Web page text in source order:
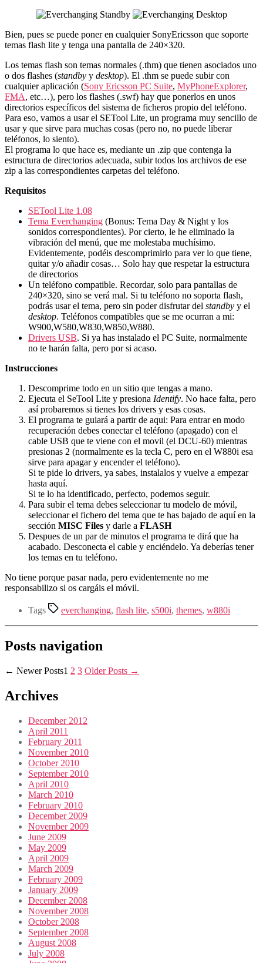
Bien, pues se puede poner en cualquier SonyEricsson que soporte
temas flash lite y tenga una pantalla de 240×320.
Los temas flash son temas normales (.thm) que tienen asociados uno
o dos flashes (standby y desktop). El .thm se puede subir con
cualquier aplicación (Sony Ericsson PC Suite, MyPhoneExplorer,
FMA, etc…), pero los flashes (.swf) hay que ponerlos en unos
directorios específicos del sistema de ficheros propio del teléfono.
Para eso, vamos a usar el SETool Lite, un programa muy sencillo de
usar y que sirve para muchas cosas (pero no, no puede liberar
teléfonos, lo siento).
El programa lo que hace es, mediante un .zip que contenga la
estructura de directorios adecuada, subir todos los archivos de ese
zip a las correspondientes carpetas del teléfono.
Requisitos
SETool Lite 1.08
Tema Everchanging (Bonus: Tema Day & Night y los
sonidos correspondientes). Por cierto, le he eliminado la
vibración del menú, que me molestaba muchísimo.
Evidentemente, podéis descomprimirlo para ver lo que tiene,
quitar y/o añadir cosas… Solo hay que respetar la estructura
de directorios
Un teléfono compatible. Recordar, solo para pantallas de
240×320, sino se verá mal. Si tu teléfono no soporta flash,
podrás usar el tema, pero sin poder disfrutar del standby y el
desktop. Teléfonos compatibles que se me ocurran a mi:
W900,W580,W830,W850,W880.
Drivers USB. Si ya has instalado el PC Suite, normalmente
no te harán falta, pero por si acaso.
Instrucciones
Descomprime todo en un sitio que tengas a mano.
Ejecuta el SeTool Lite y presiona Identify. No hace falta, pero
así probaremos si tienes los drivers y esas cosas.
El programa te guiará a partir de aqui: Para entrar en modo
recuperación debes conectar el teléfono (apagado) con el
cable USB que te viene con el movil (el DCU-60) mientras
presionas 2 (normalmente es la tecla C, pero en el W880i esa
sirve para apagar y encender el teléfono).
Si te pide lo drivers, ya sabes, instalalos y vuelve a empezar
hasta aquí.
Si te lo ha identificado, perfecto, podemos seguir.
Para subir el tema debes seleccionar tu modelo de móvil,
seleccionar el fichero del tema que te has bajado de aquí en la
sección MISC Files y darle a FLASH
Despues de un par de minutos el programa te dirá que ha
acabado. Desconecta el cable y enciéndelo. Ya deberías tener
los temas en tu teléfono.
No tiene porque pasar nada, pero evidentemente no me
responsabilizo si os cargáis el móvil.
Tags everchanging, flash lite, s500i, themes, w880i
Posts navigation
← NewerPosts1 2 3 OlderPosts →
Archives
December 2012
April 2011
February 2011
November 2010
October 2010
September 2010
April 2010
March 2010
February 2010
December 2009
November 2009
June 2009
May 2009
April 2009
March 2009
February 2009
January 2009
December 2008
November 2008
October 2008
September 2008
August 2008
July 2008